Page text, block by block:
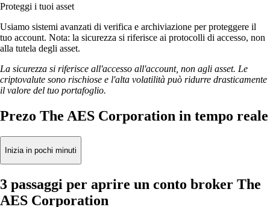
Proteggi i tuoi asset
Usiamo sistemi avanzati di verifica e archiviazione per proteggere il
tuo account. Nota: la sicurezza si riferisce ai protocolli di accesso, non
alla tutela degli asset.
La sicurezza si riferisce all'accesso all'account, non agli asset. Le
criptovalute sono rischiose e l'alta volatilità può ridurre drasticamente
il valore del tuo portafoglio.
Prezo The AES Corporation in tempo reale
Inizia in pochi minuti
3 passaggi per aprire un conto broker The
AES Corporation